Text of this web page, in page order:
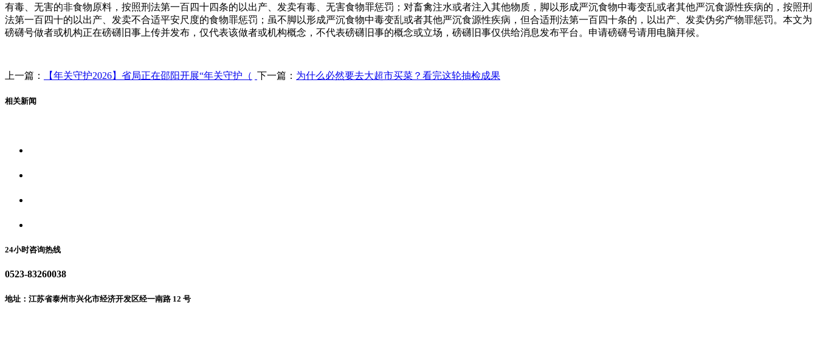
有毒、无害的非食物原料，按照刑法第一百四十四条的以出产、发卖有毒、无害食物罪惩罚；对畜禽注水或者注入其他物质，脚以形成严沉食物中毒变乱或者其他严沉食源性疾病的，按照刑
法第一百四十的以出产、发卖不合适平安尺度的食物罪惩罚；虽不脚以形成严沉食物中毒变乱或者其他严沉食源性疾病，但合适刑法第一百四十条的，以出产、发卖伪劣产物罪惩罚。本文为
磅礴号做者或机构正在磅礴旧事上传并发布，仅代表该做者或机构概念，不代表磅礴旧事的概念或立场，磅礴旧事仅供给消息发布平台。申请磅礴号请用电脑拜候。
上一篇： 【年关守护2026】省局正在邵阳开展“年关守护（ 下一篇： 为什么必然要去大超市买菜？看完这轮抽检成果
相关新闻
24小时咨询热线
0523-83260038
地址：江苏省泰州市兴化市经济开发区经一南路 12 号